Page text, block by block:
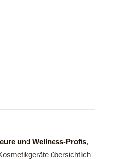
und Wellness-Profis,
übersichtlich